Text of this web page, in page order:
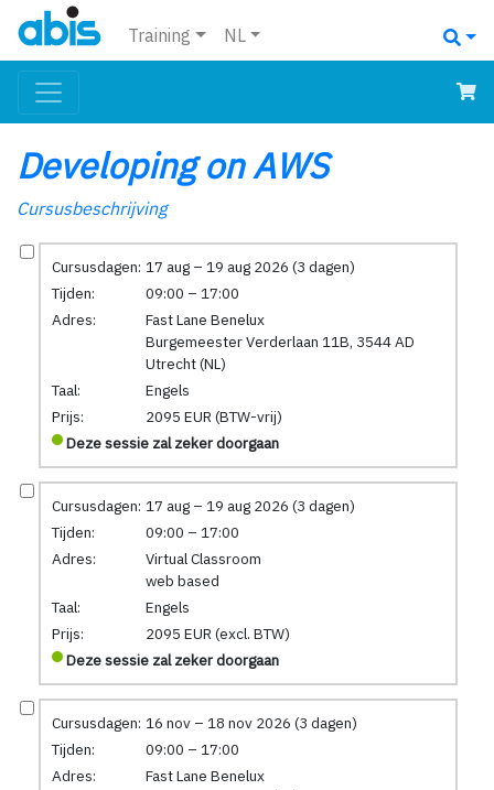
Training NL
Developing on AWS
Cursusbeschrijving
Cursusdagen: 17 aug – 19 aug 2026 (3 dagen)
Tijden:
09:00 – 17:00
Adres:
Fast Lane Benelux
Burgemeester Verderlaan 11B, 3544 AD
Utrecht (NL)
Taal:
Engels
Prijs:
2095 EUR (BTW-vrij)
Deze sessie zal zeker doorgaan
Cursusdagen: 17 aug – 19 aug 2026 (3 dagen)
Tijden:
09:00 – 17:00
Adres:
Virtual Classroom
web based
Taal:
Engels
Prijs:
2095 EUR (excl. BTW)
Deze sessie zal zeker doorgaan
Cursusdagen: 16 nov – 18 nov 2026 (3 dagen)
Tijden:
09:00 – 17:00
Adres:
Fast Lane Benelux